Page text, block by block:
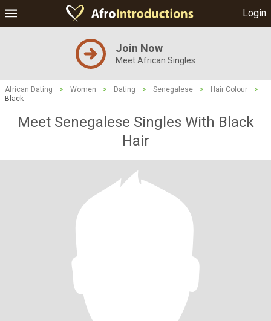
Login
Join Now
Meet African Singles
African Dating > Women > Dating > Senegalese > Hair Colour
>
Black
Meet Senegalese Singles With Black
Hair